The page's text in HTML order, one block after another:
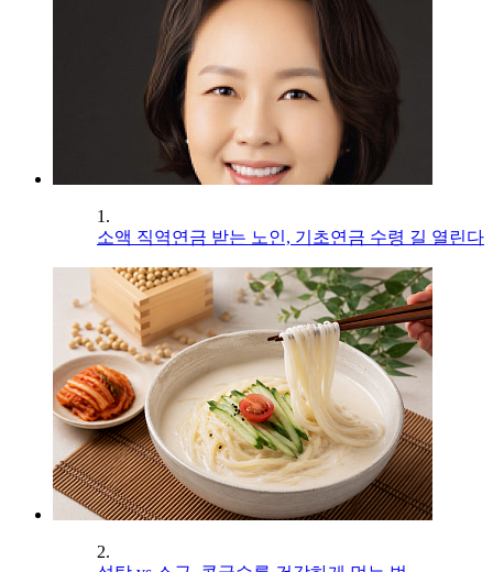
1.
소액 직역연금 받는 노인, 기초연금 수령 길 열린다
2.